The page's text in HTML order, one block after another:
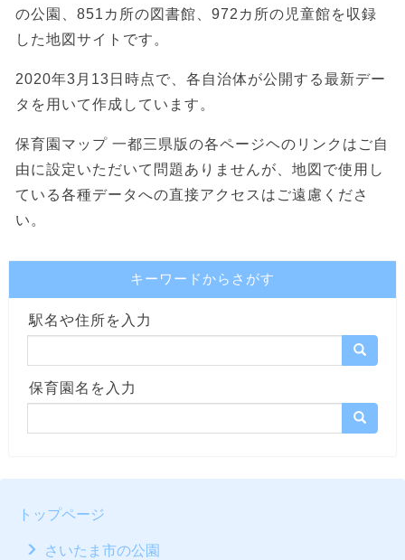
の公園、851カ所の図書館、972カ所の児童館を収録
した地図サイトです。
2020年3月13日時点で、各自治体が公開する最新デー
タを用いて作成しています。
保育園マップ 一都三県版の各ページヘのリンクはご自
由に設定いただいて問題ありませんが、地図で使用し
ている各種データへの直接アクセスはご遠慮くださ
い。
キーワードからさがす
駅名や住所を入力
保育園名を入力
トップページ
さいたま市の公園